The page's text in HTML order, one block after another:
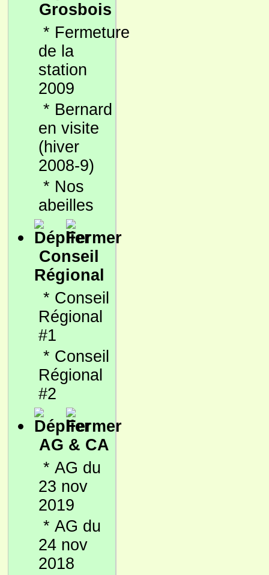
Grosbois
* Fermeture
de la
station
2009
* Bernard
en visite
(hiver
2008-9)
* Nos
abeilles
Conseil
Régional
* Conseil
Régional
#1
* Conseil
Régional
#2
AG & CA
* AG du
23 nov
2019
* AG du
24 nov
2018